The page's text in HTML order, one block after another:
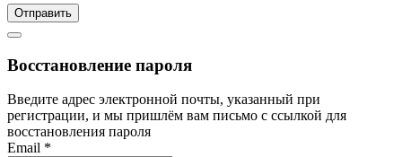
Отправить
Восстановление пароля
Введите адрес электронной почты, указанный при
регистрации, и мы пришлём вам письмо с ссылкой для
восстановления пароля
Email *